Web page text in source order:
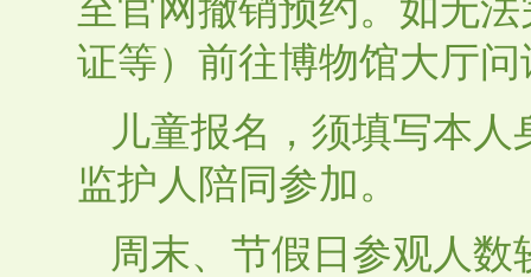
至官网撤销预约。 如无
证等）前往博物馆大厅
儿童报名，须填写本
监护人陪同参加。
周末、节假日参观人